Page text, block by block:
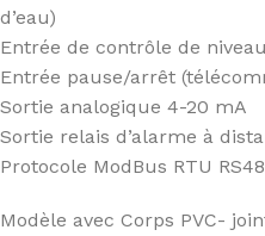
d’eau)
Entrée de contrôle de
Entrée pause/arrêt
Sortie analogique 4-20 mA
Sortie relais d’alarme à
Protocole ModBus RTU
Modèle avec Corps PVC-